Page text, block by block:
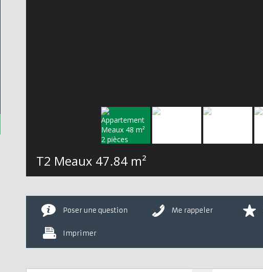
T2 Meaux 47.84 m²
Poser une question Me rappeler
Imprimer